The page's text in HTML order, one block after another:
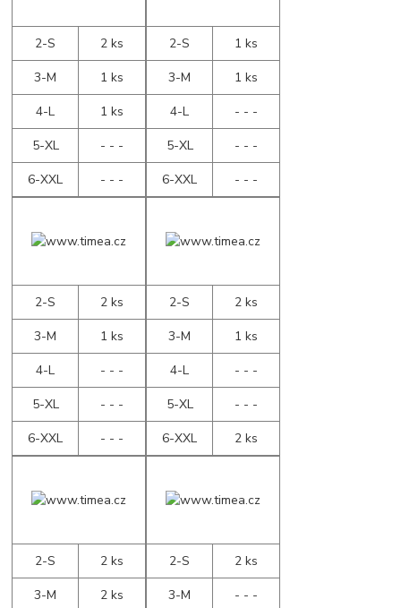
2-S
2 ks
3-M
1 ks
4-L
1 ks
5-XL
- - -
6-XXL
- - -
2-S
1 ks
3-M
1 ks
4-L
- - -
5-XL
- - -
6-XXL
- - -
2-S
2 ks
3-M
1 ks
4-L
- - -
5-XL
- - -
6-XXL
- - -
2-S
2 ks
3-M
1 ks
4-L
- - -
5-XL
- - -
6-XXL
2 ks
2-S
2 ks
3-M
2 ks
2-S
2 ks
3-M
- - -